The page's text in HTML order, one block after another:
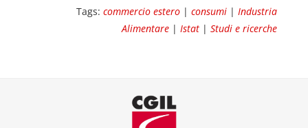
Tags:commercio estero |consumi |Industria
Alimentare |Istat |Studi e ricerche